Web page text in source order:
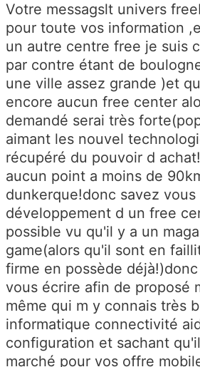
Votre messagslt univers
pour toute vos information
un autre centre free je suis
par contre étant de
une ville assez grande )et
encore aucun free center
demandé serai très
aimant les nouvel
récupéré du pouvoir d
aucun point a moins de
dunkerque!donc savez vous
développement d un free
possible vu qu'il y a un
game(alors qu'il sont en
firme en possède
vous écrire afin de proposé
même qui m y connais très
informatique connectivité
configuration et sachant
marché pour vos offre